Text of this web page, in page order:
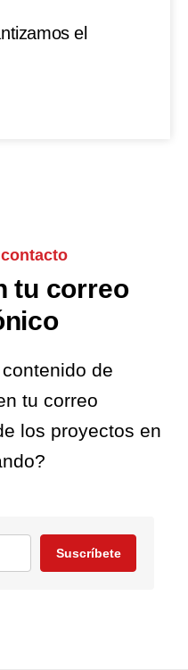
el
tu correo
de
tu correo
los proyectos en
Suscríbete